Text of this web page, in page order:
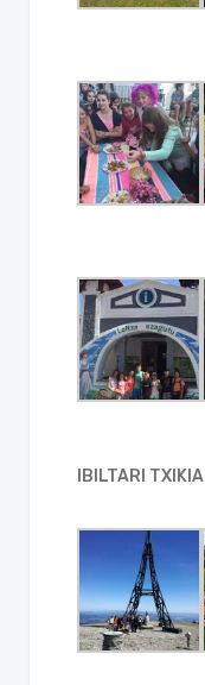
IBILTARI TXIKIA